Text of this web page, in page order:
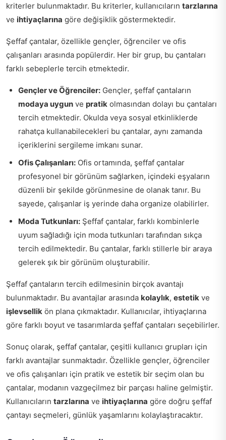
kriterler bulunmaktadır. Bu kriterler, kullanıcıların tarzlarına
ve ihtiyaçlarına göre değişiklik göstermektedir.
Şeffaf çantalar, özellikle gençler, öğrenciler ve ofis
çalışanları arasında popülerdir. Her bir grup, bu çantaları
farklı sebeplerle tercih etmektedir.
Gençler ve Öğrenciler: Gençler, şeffaf çantaların
modaya uygun ve pratik olmasından dolayı bu çantaları
tercih etmektedir. Okulda veya sosyal etkinliklerde
rahatça kullanabilecekleri bu çantalar, aynı zamanda
içeriklerini sergileme imkanı sunar.
Ofis Çalışanları: Ofis ortamında, şeffaf çantalar
profesyonel bir görünüm sağlarken, içindeki eşyaların
düzenli bir şekilde görünmesine de olanak tanır. Bu
sayede, çalışanlar iş yerinde daha organize olabilirler.
Moda Tutkunları: Şeffaf çantalar, farklı kombinlerle
uyum sağladığı için moda tutkunları tarafından sıkça
tercih edilmektedir. Bu çantalar, farklı stillerle bir araya
gelerek şık bir görünüm oluşturabilir.
Şeffaf çantaların tercih edilmesinin birçok avantajı
bulunmaktadır. Bu avantajlar arasında kolaylık, estetik ve
işlevsellik ön plana çıkmaktadır. Kullanıcılar, ihtiyaçlarına
göre farklı boyut ve tasarımlarda şeffaf çantaları seçebilirler.
Sonuç olarak, şeffaf çantalar, çeşitli kullanıcı grupları için
farklı avantajlar sunmaktadır. Özellikle gençler, öğrenciler
ve ofis çalışanları için pratik ve estetik bir seçim olan bu
çantalar, modanın vazgeçilmez bir parçası haline gelmiştir.
Kullanıcıların tarzlarına ve ihtiyaçlarına göre doğru şeffaf
çantayı seçmeleri, günlük yaşamlarını kolaylaştıracaktır.